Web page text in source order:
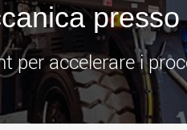
per accelerare i